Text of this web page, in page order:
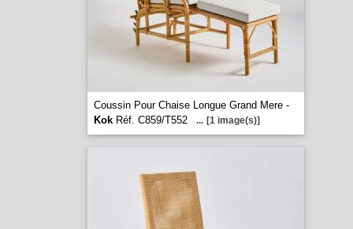
Coussin Pour Chaise Longue Grand Mere -
KokRéf. C859/T552 ... [1 image(s)]